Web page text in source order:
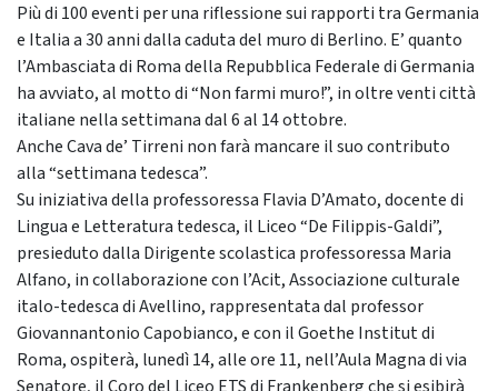
Più di 100 eventi per una riflessione sui rapporti tra Germania
e Italia a 30 anni dalla caduta del muro di Berlino. E’ quanto
l’Ambasciata di Roma della Repubblica Federale di Germania
ha avviato, al motto di “Non farmi muro!”, in oltre venti città
italiane nella settimana dal 6 al 14 ottobre.
Anche Cava de’ Tirreni non farà mancare il suo contributo
alla “settimana tedesca”.
Su iniziativa della professoressa Flavia D’Amato, docente di
Lingua e Letteratura tedesca, il Liceo “De Filippis-Galdi”,
presieduto dalla Dirigente scolastica professoressa Maria
Alfano, in collaborazione con l’Acit, Associazione culturale
italo-tedesca di Avellino, rappresentata dal professor
Giovannantonio Capobianco, e con il Goethe Institut di
Roma, ospiterà, lunedì 14, alle ore 11, nell’Aula Magna di via